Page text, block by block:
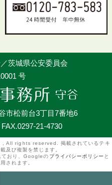
茨城県公安委員会
号
市松前台3丁目7番地6
21-4730
rights reserved. 掲載されているテキ
及び複製を禁じます。
ており、Googleの プライバシーポリシー と
されます。